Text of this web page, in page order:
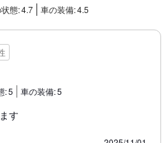
態:4.7 車の装備:4.5
:5 車の装備:5
す